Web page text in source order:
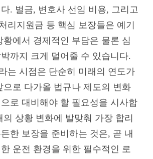
. 벌금, 변호사 선임 비용, 그리고
리지원금 등 핵심 보장들은 예기
황에서 경제적인 부담은 물론 심
까지 크게 덜어줄 수 있습니다.
는 시점은 단순히 미래의 연도가
으로 다가올 법규나 제도의 변화
로 대비해야 할 필요성을 시사합
의 상황 변화에 발맞춰 가장 합리
한 보장을 준비하는 것은, 곧 내
운전 환경을 위한 필수적인 로